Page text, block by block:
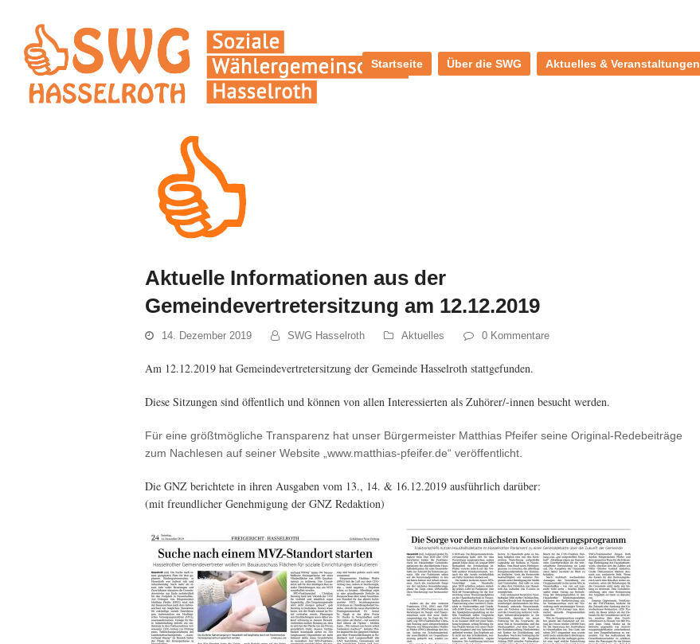
Startseite Über die SWG Aktuelles & Veranstaltungen
Aktuelle Informationen aus der
Gemeindevertretersitzung am 12.12.2019
14. Dezember 2019 SWG Hasselroth Aktuelles 0 Kommentare
Am 12.12.2019 hat Gemeindevertretersitzung der Gemeinde Hasselroth stattgefunden.
Diese Sitzungen sind öffentlich und können von allen Interessierten als Zuhörer/-innen besucht werden.
Für eine größtmögliche Transparenz hat unser Bürgermeister Matthias Pfeifer seine Original-Redebeiträge
zum Nachlesen auf seiner Website „www.matthias-pfeifer.de“ veröffentlicht.
Die GNZ berichtete in ihren Ausgaben vom 13., 14. & 16.12.2019 ausführlich darüber:
(mit freundlicher Genehmigung der GNZ Redaktion)